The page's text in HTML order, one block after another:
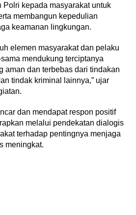
Polri kepada masyarakat untuk
membangun kepedulian
keamanan lingkungan.
elemen masyarakat dan pelaku
mendukung terciptanya
aman dan terbebas dari tindakan
tindak kriminal lainnya,” ujar
dan mendapat respon positif
melalui pendekatan dialogis
terhadap pentingnya menjaga
meningkat.